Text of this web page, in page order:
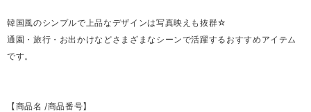
韓国風のシンプルで上品なデザインは写真映えも抜群☆
通園・旅行・お出かけなどさまざまなシーンで活躍するおすすめアイテム
です。
【商品名 /商品番号】